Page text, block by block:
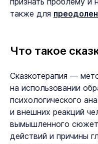
также для
Что такое
Сказкотерапия —
на использовании
психологического
и внешних реакций
вымышленного
действий и причины